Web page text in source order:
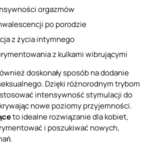
orgazmów
po porodzie
z życia intymnego
z kulkami wibrującymi
doskonały sposób na dodanie
Dzięki różnorodnym trybom
intensywność stymulacji do
nowe poziomy przyjemności.
to idealne rozwiązanie dla kobiet,
i poszukiwać nowych,